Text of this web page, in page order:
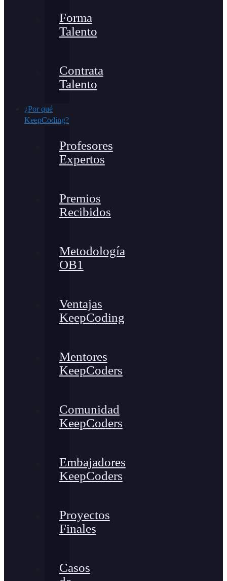
Forma
Talento
Contrata
Talento
¿Por qué
KeepCoding?
Profesores
Expertos
Premios
Recibidos
Metodología
OB1
Ventajas
KeepCoding
Mentores
KeepCoders
Comunidad
KeepCoders
Embajadores
KeepCoders
Proyectos
Finales
Casos